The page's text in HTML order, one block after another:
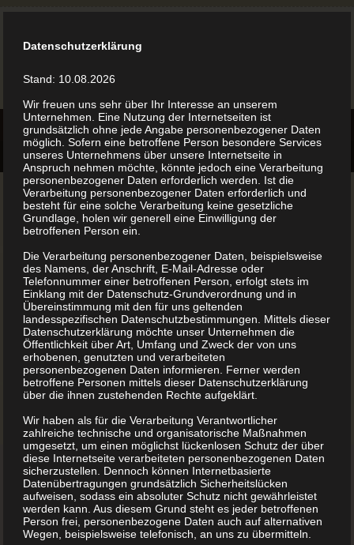
Datenschutzerklärung
Stand: 10.08.2026
Wir freuen uns sehr über Ihr Interesse an unserem
Unternehmen. Eine Nutzung der Internetseiten ist
grundsätzlich ohne jede Angabe personenbezogener Daten
möglich. Sofern eine betroffene Person besondere Services
unseres Unternehmens über unsere Internetseite in
Anspruch nehmen möchte, könnte jedoch eine Verarbeitung
personenbezogener Daten erforderlich werden. Ist die
Verarbeitung personenbezogener Daten erforderlich und
besteht für eine solche Verarbeitung keine gesetzliche
Grundlage, holen wir generell eine Einwilligung der
betroffenen Person ein.
Die Verarbeitung personenbezogener Daten, beispielsweise
des Namens, der Anschrift, E-Mail-Adresse oder
Telefonnummer einer betroffenen Person, erfolgt stets im
Einklang mit der Datenschutz-Grundverordnung und in
Übereinstimmung mit den für uns geltenden
landesspezifischen Datenschutzbestimmungen. Mittels dieser
Datenschutzerklärung möchte unser Unternehmen die
Öffentlichkeit über Art, Umfang und Zweck der von uns
erhobenen, genutzten und verarbeiteten
personenbezogenen Daten informieren. Ferner werden
betroffene Personen mittels dieser Datenschutzerklärung
über die ihnen zustehenden Rechte aufgeklärt.
Wir haben als für die Verarbeitung Verantwortlicher
zahlreiche technische und organisatorische Maßnahmen
umgesetzt, um einen möglichst lückenlosen Schutz der über
diese Internetseite verarbeiteten personenbezogenen Daten
sicherzustellen. Dennoch können Internetbasierte
Datenübertragungen grundsätzlich Sicherheitslücken
aufweisen, sodass ein absoluter Schutz nicht gewährleistet
werden kann. Aus diesem Grund steht es jeder betroffenen
Person frei, personenbezogene Daten auch auf alternativen
Wegen, beispielsweise telefonisch, an uns zu übermitteln.